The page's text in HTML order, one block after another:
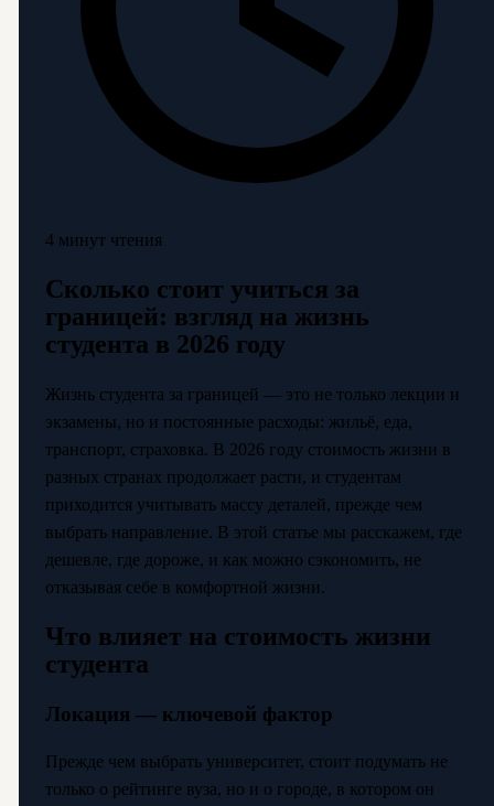
4 минут чтения
Сколько стоит учиться за
границей: взгляд на жизнь
студента в 2026 году
Жизнь студента за границей — это не только лекции и
экзамены, но и постоянные расходы: жильё, еда,
транспорт, страховка. В 2026 году стоимость жизни в
разных странах продолжает расти, и студентам
приходится учитывать массу деталей, прежде чем
выбрать направление. В этой статье мы расскажем, где
дешевле, где дороже, и как можно сэкономить, не
отказывая себе в комфортной жизни.
Что влияет на стоимость жизни
студента
Локация — ключевой фактор
Прежде чем выбрать университет, стоит подумать не
только о рейтинге вуза, но и о городе, в котором он